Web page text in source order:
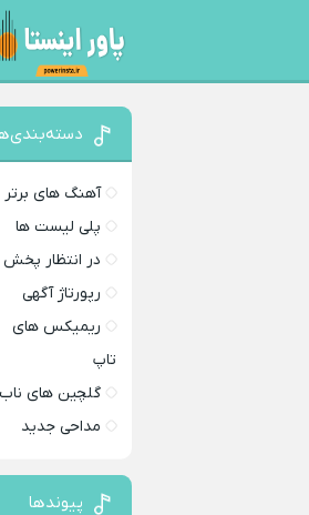
آهنگ های برتر
پلی لیست ها
در انتظار پخش
رپورتاژ آگهی
ریمیکس های
تاپ
گلچین های ناب
مداحی جدید
پیوندها